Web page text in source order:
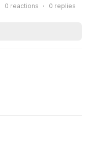
0 reactions 0 replies